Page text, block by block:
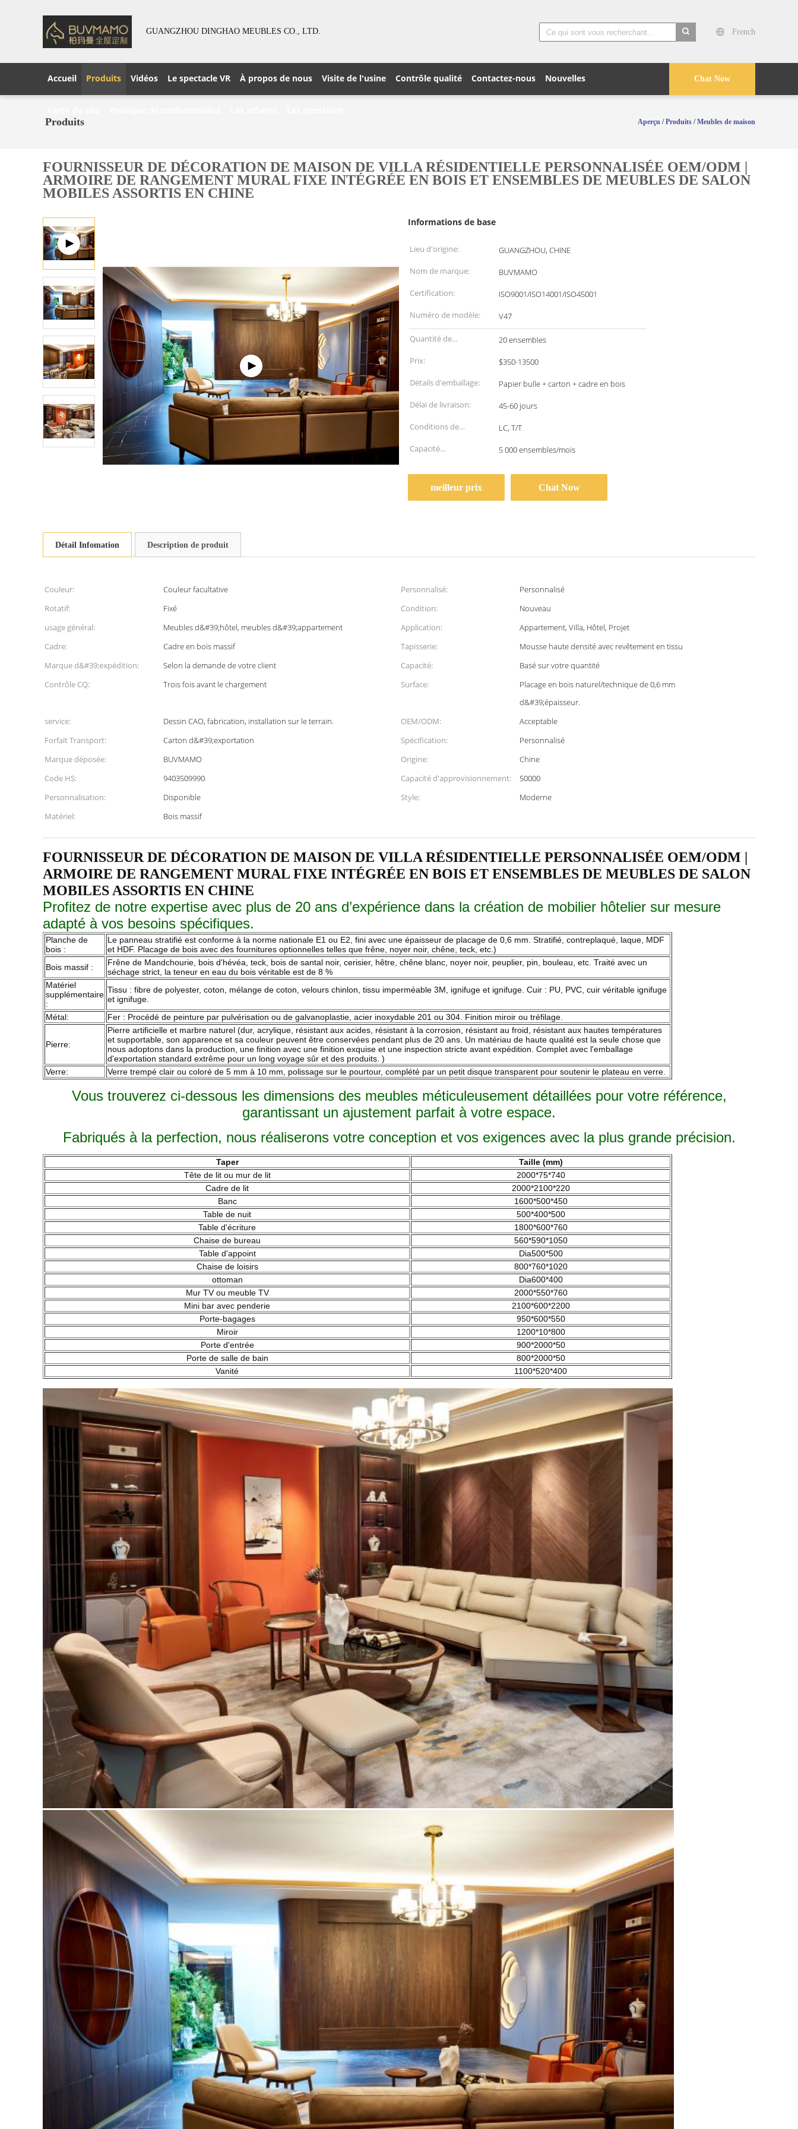
GUANGZHOU DINGHAO MEUBLES CO., LTD.
French
Chat Now
Accueil Produits Vidéos Le spectacle VR À propos de nous Visite de l'usine Contrôle qualité Contactez-nous Nouvelles
Produits Aperçu /Produits /Meubles de maison
FOURNISSEUR DE DÉCORATION DE MAISON DE VILLA RÉSIDENTIELLE PERSONNALISÉE OEM/ODM |
ARMOIRE DE RANGEMENT MURAL FIXE INTÉGRÉE EN BOIS ET ENSEMBLES DE MEUBLES DE SALON
MOBILES ASSORTIS EN CHINE
Informations de base
Lieu d'origine:
GUANGZHOU, CHINE
Nom de marque:
BUVMAMO
Certification:
ISO9001/ISO14001/ISO45001
Numéro de modèle:
V47
Quantité de
commande min:
20 ensembles
Prix:
$350-13500
Détails d'emballage:
Papier bulle + carton + cadre en bois
Délai de livraison:
45-60 jours
Conditions de
paiement:
LC, T/T
Capacité
5 000 ensembles/mois
meilleur prix Chat Now
Détail Infomation Description de produit
Couleur: Couleur facultative Personnalisé:
Personnalisé
Rotatif:
Fixé Condition:
Nouveau
usage général:
Meubles d&#39;hôtel, meubles d&#39;appartement Application:
Appartement, Villa, Hôtel, Projet
Cadre:
Cadre en bois massif Tapisserie:
Mousse haute densité avec revêtement en tissu
Marque d&#39;expédition:
Selon la demande de votre client Capacité:
Basé sur votre quantité
Contrôle CQ:
Trois fois avant le chargement Surface:
Placage en bois naturel/technique de 0,6 mm
d&#39;épaisseur.
service:
Dessin CAO, fabrication, installation sur le terrain. OEM/ODM:
Acceptable
Forfait Transport:
Carton d&#39;exportation Spécification:
Personnalisé
Marque déposée:
BUVMAMO Origine:
Chine
Code HS:
9403509990 Capacité d'approvisionnement:
50000
Personnalisation:
Disponible Style:
Moderne
Matériel:
Bois massif
FOURNISSEUR DE DÉCORATION DE MAISON DE VILLA RÉSIDENTIELLE PERSONNALISÉE OEM/ODM |
ARMOIRE DE RANGEMENT MURAL FIXE INTÉGRÉE EN BOIS ET ENSEMBLES DE MEUBLES DE SALON
MOBILES ASSORTIS EN CHINE
Profitez de notre expertise avec plus de 20 ans d’expérience dans la création de mobilier hôtelier sur mesure
adapté à vos besoins spécifiques.
Planche de
bois :
Le panneau stratifié est conforme à la norme nationale E1 ou E2, fini avec une épaisseur de placage de 0,6 mm. Stratifié, contreplaqué, laque, MDF
et HDF. Placage de bois avec des fournitures optionnelles telles que frêne, noyer noir, chêne, teck, etc.)
Bois massif :
Frêne de Mandchourie, bois d'hévéa, teck, bois de santal noir, cerisier, hêtre, chêne blanc, noyer noir, peuplier, pin, bouleau, etc. Traité avec un
séchage strict, la teneur en eau du bois véritable est de 8 %
Matériel
supplémentaire
:
Tissu : fibre de polyester, coton, mélange de coton, velours chinlon, tissu imperméable 3M, ignifuge et ignifuge. Cuir : PU, PVC, cuir véritable ignifuge
et ignifuge.
Métal:
Fer : Procédé de peinture par pulvérisation ou de galvanoplastie, acier inoxydable 201 ou 304. Finition miroir ou tréfilage.
Pierre:
Pierre artificielle et marbre naturel (dur, acrylique, résistant aux acides, résistant à la corrosion, résistant au froid, résistant aux hautes températures
et supportable, son apparence et sa couleur peuvent être conservées pendant plus de 20 ans. Un matériau de haute qualité est la seule chose que
nous adoptons dans la production, une finition avec une finition exquise et une inspection stricte avant expédition. Complet avec l'emballage
d'exportation standard extrême pour un long voyage sûr et des produits. )
Verre:
Verre trempé clair ou coloré de 5 mm à 10 mm, polissage sur le pourtour, complété par un petit disque transparent pour soutenir le plateau en verre.
Vous trouverez ci-dessous les dimensions des meubles méticuleusement détaillées pour votre référence,
garantissant un ajustement parfait à votre espace.
Fabriqués à la perfection, nous réaliserons votre conception et vos exigences avec la plus grande précision.
Taper
Taille (mm)
Tête de lit ou mur de lit
2000*75*740
Cadre de lit
2000*2100*220
Banc
1600*500*450
Table de nuit
500*400*500
Table d'écriture
1800*600*760
Chaise de bureau
560*590*1050
Table d'appoint
Dia500*500
Chaise de loisirs
800*760*1020
ottoman
Dia600*400
Mur TV ou meuble TV
2000*550*760
Mini bar avec penderie
2100*600*2200
Porte-bagages
950*600*550
Miroir
1200*10*800
Porte d'entrée
900*2000*50
Porte de salle de bain
800*2000*50
Vanité
1100*520*400